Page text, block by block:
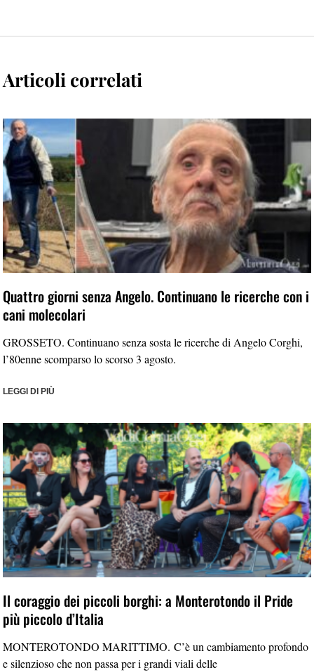
Articoli correlati
Quattro giorni senza Angelo. Continuano le ricerche con i
cani molecolari
GROSSETO. Continuano senza sosta le ricerche di Angelo Corghi,
l’80enne scomparso lo scorso 3 agosto.
LEGGI DI PIÙ
Il coraggio dei piccoli borghi: a Monterotondo il Pride
più piccolo d’Italia
MONTEROTONDO MARITTIMO. C’è un cambiamento profondo
e silenzioso che non passa per i grandi viali delle